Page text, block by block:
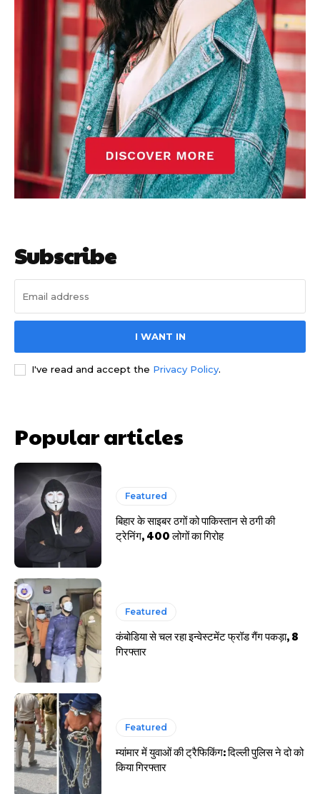
गुरुग्राम साइबर पुलिस ने बीते छह महीने में 18 बैंक कर्मचारियों को किया गिरफ्तार
इन लोगों ने लालच में आकर बैंक खाते खोलकर साइबर ठगों को उपलब्ध कराए
हर खाते के बदले मिलते थे 20 से 25 हजार
HIGHLIGHT
हर खाते के बदले मिलते थे 20 से 25 हजार
Subscribe
I WANT IN
I've read and accept the Privacy Policy.
Popular articles
Featured
बिहार के साइबर ठगों को पाकिस्तान से ठगी की
ट्रेनिंग, 400 लोगों का गिरोह
Featured
कंबोडिया से चल रहा इन्वेस्टमेंट फ्रॉड गैंग पकड़ा, 8
गिरफ्तार
Featured
म्यांमार में युवाओं की ट्रैफिकिंग: दिल्ली पुलिस ने दो को
किया गिरफ्तार